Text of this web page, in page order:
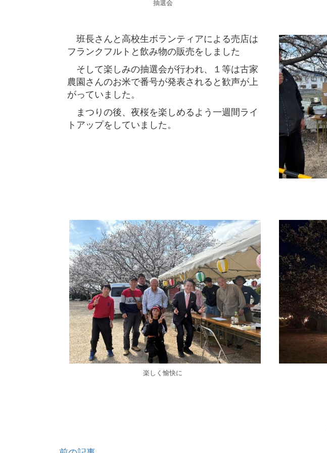
抽選会
班長さんと高校生ボランティアによる売店は
フランクフルトと飲み物の販売をしました
そして楽しみの抽選会が行われ、１等は古家
農園さんのお米で番号が発表されると歓声が上
がっていました。
まつりの後、夜桜を楽しめるよう一週間ライ
トアップをしていました。
楽しく愉快に